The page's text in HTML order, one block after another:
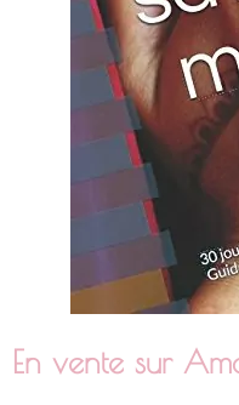
En vente sur